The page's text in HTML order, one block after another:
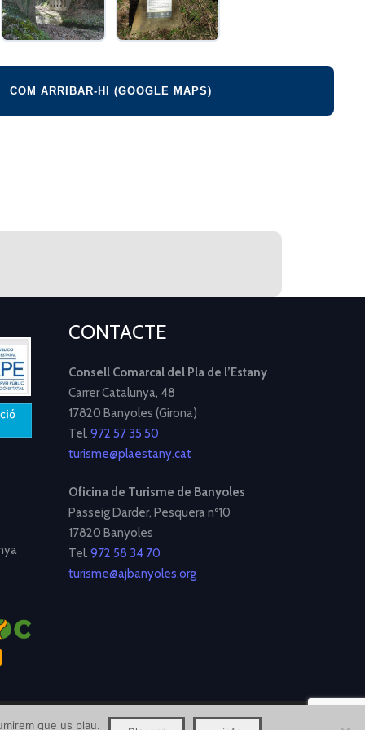
COM ARRIBAR-HI (GOOGLE MAPS)
CONTACTE
Consell Comarcal del Pla de l’Estany
Carrer Catalunya, 48
17820 Banyoles (Girona)
Tel. 972 57 35 50
turisme@plaestany.cat
Oficina de Turisme de Banyoles
Passeig Darder, Pesquera nº10
17820 Banyoles
Tel. 972 58 34 70
turisme@ajbanyoles.org
que us plau.